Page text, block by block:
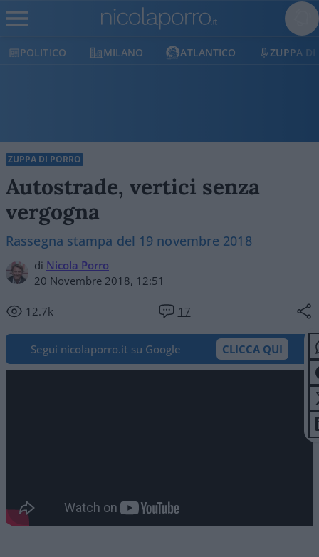
MILANO ATLANTICO ZUPPA DI PORRO
ZUPPA DI PORRO
Autostrade, vertici senza
vergogna
Rassegna stampa del 19 novembre 2018
di Nicola Porro
20 Novembre 2018, 12:51
12.7k 17
Segui nicolaporro.it su Google CLICCA QUI